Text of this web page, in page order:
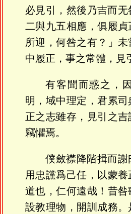
必見引，然後乃吉而无
二與九五相應，俱履
所迎，何咎之有？」
中履正，事之常體，見
有客聞而惑之，
明，域中理定，君累
正之志雖存，見引之
竊懼焉。
僕斂襟降階揖而謝
用忠讜爲己任，以蒙
道也，仁何遠哉！昔咎
設教理物，開訓成務